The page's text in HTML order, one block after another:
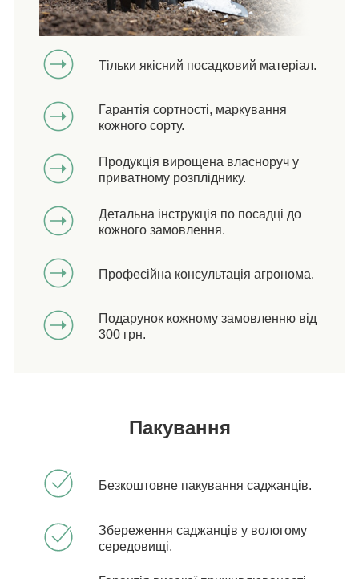
Тільки якісний посадковий матеріал.
Гарантія сортності, маркування
кожного сорту.
Продукція вирощена власноруч у
приватному розпліднику.
Детальна інструкція по посадці до
кожного замовлення.
Професійна консультація агронома.
Подарунок кожному замовленню від
300 грн.
Пакування
Безкоштовне пакування саджанців.
Збереження саджанців у вологому
середовищі.